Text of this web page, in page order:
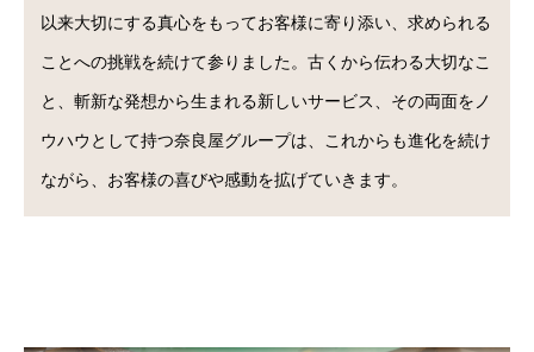
以来大切にする真心をもってお客様に寄り添い、求められる
ことへの挑戦を続けて参りました。古くから伝わる大切なこ
と、斬新な発想から生まれる新しいサービス、その両面をノ
ウハウとして持つ奈良屋グループは、これからも進化を続け
ながら、お客様の喜びや感動を拡げていきます。